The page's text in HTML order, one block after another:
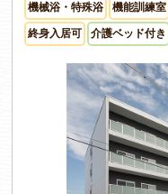
機械浴・特殊浴 機能訓練室
終身入居可 介護ベッド付き